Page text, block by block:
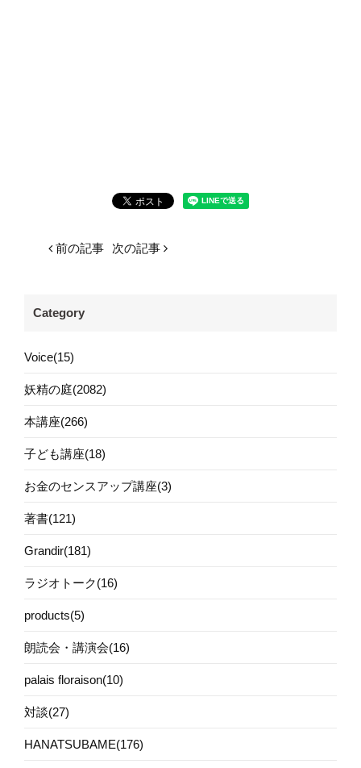
前の記事 次の記事
Category
Voice(15)
妖精の庭(2082)
本講座(266)
子ども講座(18)
お金のセンスアップ講座(3)
著書(121)
Grandir(181)
ラジオトーク(16)
products(5)
朗読会・講演会(16)
palais floraison(10)
対談(27)
HANATSUBAME(176)